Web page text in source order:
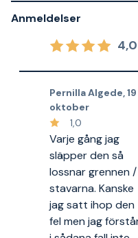
Anmeldelser
4,0
Pernilla Algede,19
oktober
1,0
Varje gång jag
släpper den så
lossnar grennen /
stavarna. Kanske
jag satt ihop den
fel men jag